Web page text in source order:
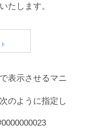
たします。
表示させるマニ
のように指定し